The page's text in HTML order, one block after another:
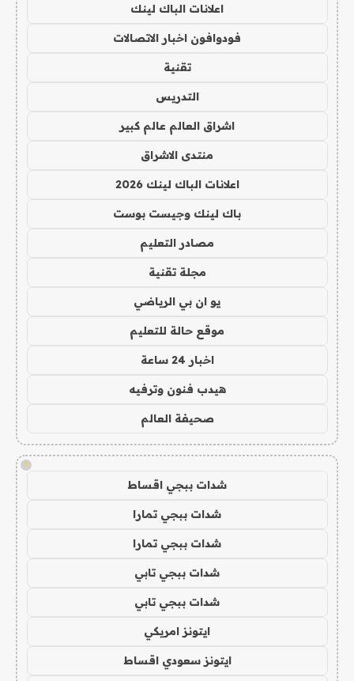
اعلانات الباك لينك
فودوافون اخبار الاتصالات
تقنية
التدريس
اشراق العالم عالم كبير
منتدى الاشراق
اعلانات الباك لينك 2026
باك لينك وجيست بوست
مصادر التعليم
مجلة تقنية
يو ان بي الرياضي
موقع حالة للتعليم
اخبار 24 ساعة
هيدب فنون وترفيه
صحيفة العالم
!
شدات ببجي اقساط
شدات ببجي تمارا
شدات ببجي تمارا
شدات ببجي تابي
شدات ببجي تابي
ايتونز امريكي
ايتونز سعودي اقساط